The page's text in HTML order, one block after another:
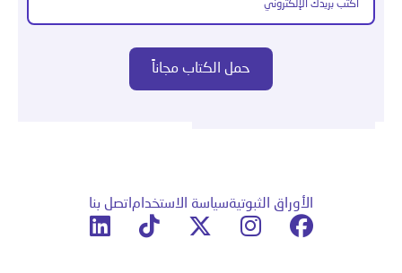
الأوراق الثبوتيةسياسة الاستخداماتصل بنا